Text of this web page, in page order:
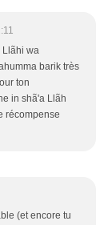
Llãhi wa
barik très
ton
in shã'a Llãh
récompense
(et encore tu